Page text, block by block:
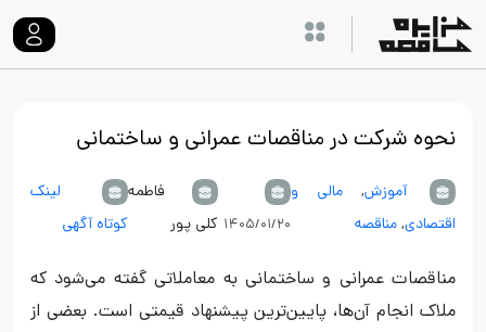
نحوه شرکت در مناقصات عمرانی و ساختمانی
آموزش, مالی و
اقتصادی,مناقصه ۱۴۰۵/۰۱/۲۰
فاطمه
کلی پور
لینک
کوتاه آگهی
مناقصات عمرانی و ساختمانی به معاملاتی گفته می‌شود که
ملاک انجام آن‌ها، پایین‌ترین پیشنهاد قیمتی است. بعضی از